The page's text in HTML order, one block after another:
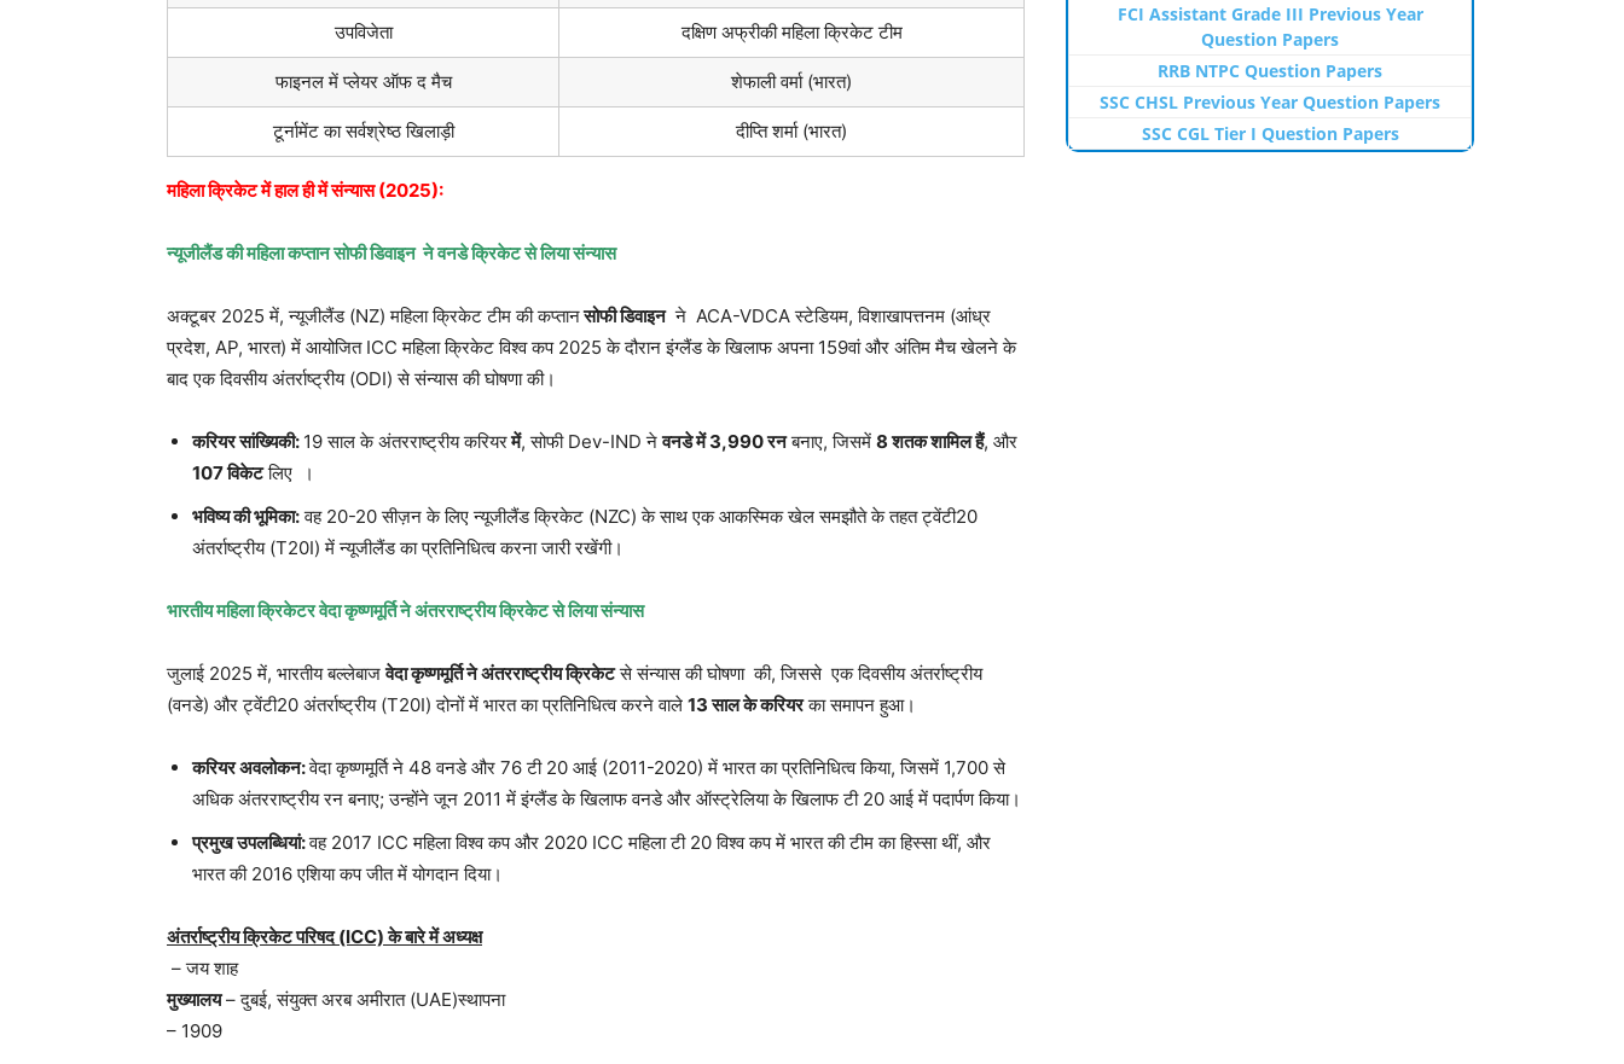
उपविजेता दक्षिण अफ्रीकी महिला क्रिकेट टीम
फाइनल में प्लेयर ऑफ द मैच शेफाली वर्मा (भारत)
टूर्नामेंट का सर्वश्रेष्ठ खिलाड़ी दीप्ति शर्मा (भारत)
महिला क्रिकेट में हाल ही में संन्यास(2025):
न्यूजीलैंड की महिला कप्तान सोफी डिवाइन ने वनडे क्रिकेट से लिया संन्यास
अक्टूबर 2025 में, न्यूजीलैंड (NZ) महिला क्रिकेट टीम की कप्तानसोफी डिवाइनने ACA-VDCA स्टेडियम, विशाखापत्तनम (आंध्र
प्रदेश, AP, भारत) में आयोजित ICC महिला क्रिकेट विश्व कप 2025 के दौरान इंग्लैंड के खिलाफ अपना 159वां और अंतिम मैच खेलने के
बाद एक दिवसीय अंतर्राष्ट्रीय (ODI) से संन्यास की घोषणा की।
करियर सांख्यिकी: 19 साल के अंतरराष्ट्रीय करियरमें, सोफी Dev-IND नेवनडे में3,990रनबनाए, जिसमें 8शतक शामिल हैं, और
107विकेटलिए ।
भविष्य की भूमिका:वह 20-20 सीज़न के लिए न्यूजीलैंड क्रिकेट (NZC) के साथ एक आकस्मिक खेल समझौते के तहत ट्वेंटी20
अंतर्राष्ट्रीय (T20I) में न्यूजीलैंड का प्रतिनिधित्व करना जारी रखेंगी।
भारतीय महिला क्रिकेटर वेदा कृष्णमूर्ति ने अंतरराष्ट्रीय क्रिकेट से लिया संन्यास
जुलाई 2025 में, भारतीय बल्लेबाजवेदा कृष्णमूर्ति ने अंतरराष्ट्रीय क्रिकेटसे संन्यास की घोषणा की, जिससे एक दिवसीय अंतर्राष्ट्रीय
(वनडे) और ट्वेंटी20 अंतर्राष्ट्रीय (T20I) दोनों में भारत का प्रतिनिधित्व करने वाले 13साल के करियरका समापन हुआ।
करियर अवलोकन:वेदा कृष्णमूर्ति ने 48 वनडे और 76 टी 20 आई (2011-2020) में भारत का प्रतिनिधित्व किया, जिसमें 1,700 से
अधिक अंतरराष्ट्रीय रन बनाए; उन्होंने जून 2011 में इंग्लैंड के खिलाफ वनडे और ऑस्ट्रेलिया के खिलाफ टी 20 आई में पदार्पण किया।
प्रमुख उपलब्धियां:वह 2017 ICC महिला विश्व कप और 2020 ICC महिला टी 20 विश्व कप में भारत की टीम का हिस्सा थीं, और
भारत की 2016 एशिया कप जीत में योगदान दिया।
अंतर्राष्ट्रीय क्रिकेट परिषद(ICC)के बारे में अध्यक्ष
– जय शाह
मुख्यालय– दुबई, संयुक्त अरब अमीरात (UAE)स्थापना
– 1909
FCI Assistant Grade III Previous Year
Question Papers
RRB NTPC Question Papers
SSC CHSL Previous Year Question Papers
SSC CGL Tier I Question Papers